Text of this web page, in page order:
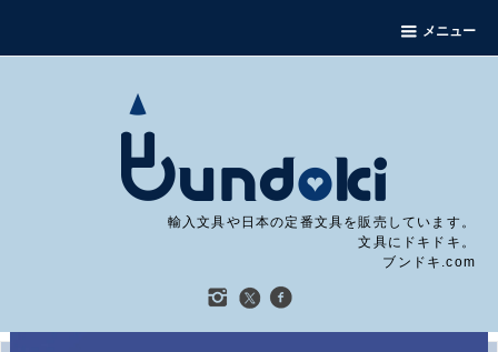
メニュー
輸入文具や日本の定番文具を販売しています。
文具にドキドキ。
ブンドキ.com